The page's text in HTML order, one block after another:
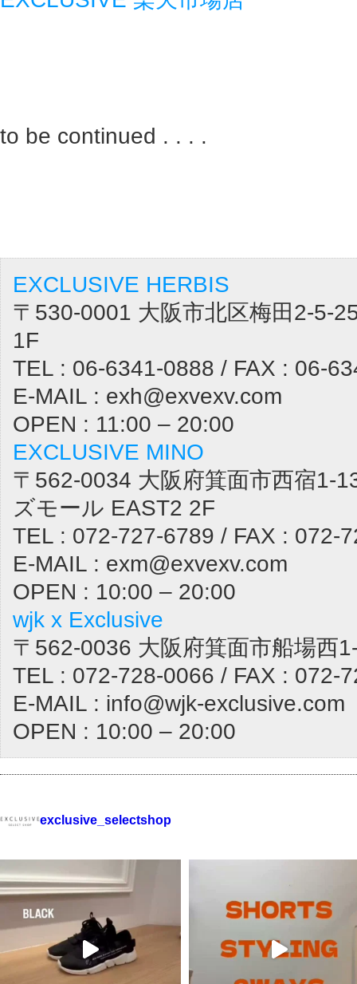
to be continued . . . .
EXCLUSIVE HERBIS
〒530-0001 大阪市北区梅田2-5-
1F
TEL : 06-6341-0888 / FAX : 06-
E-MAIL : exh@exvexv.com
OPEN : 11:00 – 20:00
EXCLUSIVE MINO
〒562-0034 大阪府箕面市西宿1-
ズモール EAST2 2F
TEL : 072-727-6789 / FAX : 072-
E-MAIL : exm@exvexv.com
OPEN : 10:00 – 20:00
wjk x Exclusive
〒562-0036 大阪府箕面市船場西
TEL : 072-728-0066 / FAX : 072-
E-MAIL : info@wjk-exclusive.com
OPEN : 10:00 – 20:00
exclusive_selectshop